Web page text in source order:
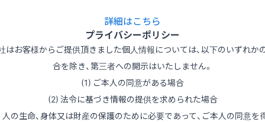
詳細はこちら
プライバシーポリシー
はお客様からご提供頂きました個人情報については、以下のいずれか
合を除き、第三者への開示はいたしません。
(1) ご本人の同意がある場合
(2) 法令に基づき情報の提供を求められた場合
の生命、身体又は財産の保護のために必要であって、ご本人の同意を